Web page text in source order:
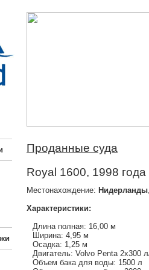
Проданные суда
Royal 1600, 1998 года
Местонахождение: Нидерланды
Характеристики:
Длина полная: 16,00 м
Ширина: 4,95 м
Осадка: 1,25 м
Двигатель: Volvo Penta 2х300
Объем бака для воды: 1500 л